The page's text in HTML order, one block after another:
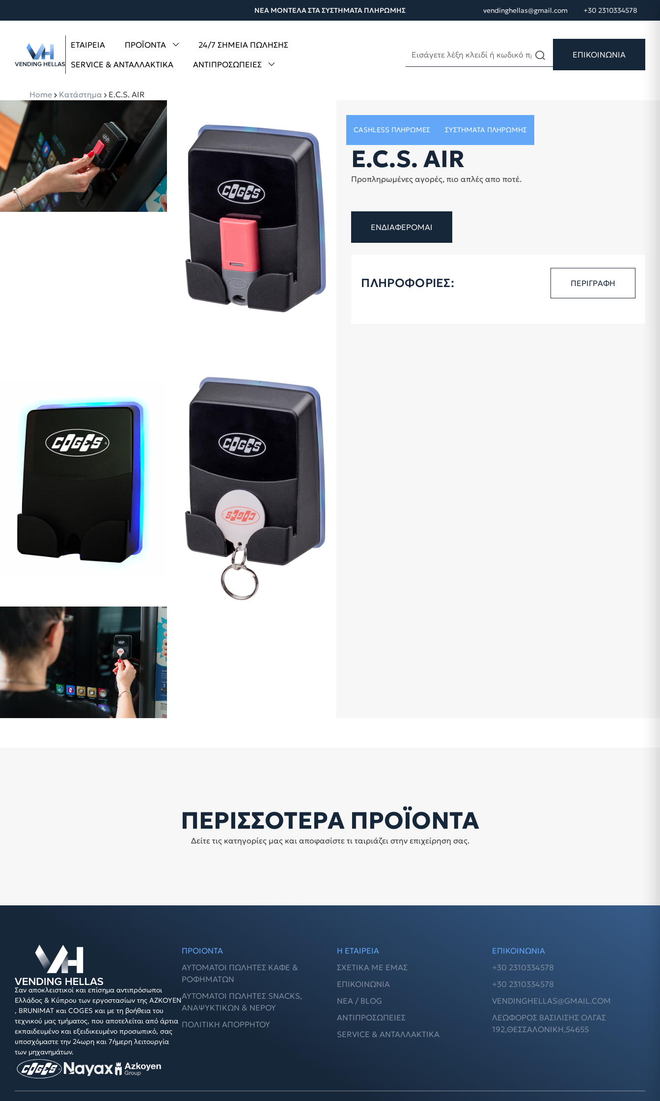
ΝΕΑ ΜΟΝΤΕΛΑ ΣΤΑ ΣΥΣΤΗΜΑΤΑ ΠΛΗΡΩΜΗΣ vendinghellas@gmail.com +30 2310334578
ΕΤΑΙΡΕΊΑ ΠΡΟΪΌΝΤΑ
24/7 ΣΗΜΕΙΑ ΠΩΛΗΣΗΣ
SERVICE & ΑΝΤΑΛΛΑΚΤΙΚΆ
ΑΝΤΙΠΡΟΣΩΠΕΊΕΣ
ΕΠΙΚΟΙΝΩΝΙΑ
Home Κατάστημα E.C.S. AIR
CASHLESS ΠΛΗΡΩΜΈΣ ΣΥΣΤΉΜΑΤΑ ΠΛΗΡΩΜΉΣ
E.C.S. AIR
Προπληρωμένες αγορές, πιο απλές απο ποτέ.
ΕΝΔΙΑΦΕΡΟΜΑΙ
ΠΕΡΙΓΡΑΦΗ
ΠΕΡΙΣΣΟΤΕΡΑ ΠΡΟΪΟΝΤΑ
Δείτε τις κατηγορίες μας και αποφασίστε τι ταιριάζει στην επιχείρηση σας.
Σαν αποκλειστικοί και επίσημα αντιπρόσωποι
Ελλάδος & Κύπρου των εργοστασίων της AZKOYEN
, BRUNIMAT και COGES και με τη βοήθεια του
τεχνικού μας τμήματος, που αποτελείται από άρτια
εκπαιδευμένο και εξειδικευμένο προσωπικό, σας
υποσχόμαστε την 24ωρη και 7ήμερη λειτουργία
των μηχανημάτων.
ΠΡΟΙΟΝΤΑ
ΑΥΤΌΜΑΤΟΙ ΠΩΛΗΤΈΣ ΚΑΦΈ &
ΡΟΦΗΜΆΤΩΝ
ΑΥΤΌΜΑΤΟΙ ΠΩΛΗΤΈΣ SNACKS,
ΑΝΑΨΥΚΤΙΚΏΝ & ΝΕΡΟΎ
ΠΟΛΙΤΙΚΉ ΑΠΟΡΡΉΤΟΥ
Η ΕΤΑΙΡΕΙΑ
ΣΧΕΤΙΚΆ ΜΕ ΕΜΆΣ
ΕΠΙΚΟΙΝΩΝΊΑ
ΝΈΑ / BLOG
ΑΝΤΙΠΡΟΣΩΠΕΊΕΣ
SERVICE & ΑΝΤΑΛΛΑΚΤΙΚΆ
ΕΠΙΚΟΙΝΩΝΙΑ
+30 2310334578
+30 2310334578
VENDINGHELLAS@GMAIL.COM
ΛΕΩΦΌΡΟΣ ΒΑΣΙΛΙΣΗΣ ΟΛΓΑΣ
192,ΘΕΣΣΑΛΟΝΙΚΗ,54655